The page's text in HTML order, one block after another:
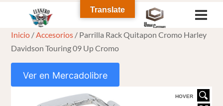
content
Inicio /Accesorios / Parrilla Rack Quitapon Cromo Harley
Davidson Touring 09 Up Cromo
Ver en Mercadolibre
HOVER
Translate